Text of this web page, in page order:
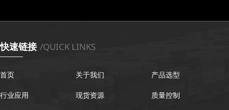
快速链接 /QUICK LINKS
首页 关于我们 产品选型
行业应用 现货资源 质量控制